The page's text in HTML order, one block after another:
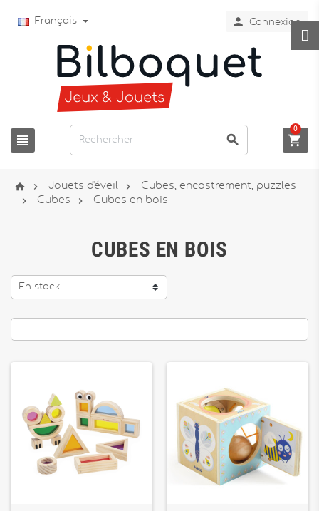
Français  Connexion
  
0
  Jouets d'éveil  Cubes, encastrement, puzzles
 Cubes  Cubes en bois
CUBES EN BOIS
En stock